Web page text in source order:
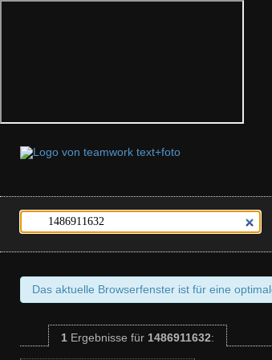
Das aktuelle Browserfenster ist für eine
1 Ergebnisse für 1486911632: